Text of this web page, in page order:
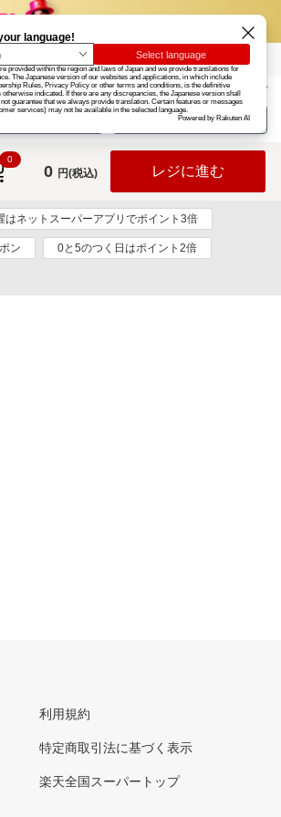
楽天グループ カード
お知らせ ヘルプ
ログイン
0
0 円(税込) レジに進む
はネットスーパーアプリでポイント3倍
ン 0と5のつく日はポイント2倍
利用規約
特定商取引法に基づく表示
楽天全国スーパートップ